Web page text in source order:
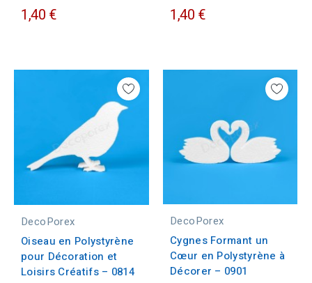
1,40 € 1,40 €
DecoPorex
Oiseau en Polystyrène
pour Décoration et
Loisirs Créatifs – 0814
DecoPorex
Cygnes Formant un
Cœur en Polystyrène à
Décorer – 0901